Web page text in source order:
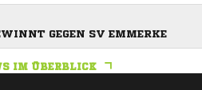
GEGEN SV EMMERKE
IM ÜBERBLICK